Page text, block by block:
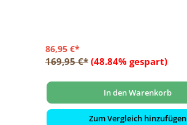
86,95 €*
169,95 €* (48.84% gespart)
In den Warenkorb
Zum Vergleich hinzufügen